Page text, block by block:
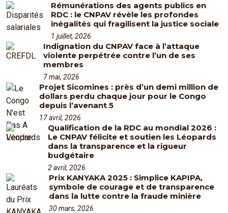
Rémunérations des agents publics en
RDC : le CNPAV révèle les profondes
inégalités qui fragilisent la justice sociale
1 juillet, 2026
Indignation du CNPAV face à l’attaque
violente perpétrée contre l’un de ses
membres
7 mai, 2026
Projet Sicomines : près d’un demi million de
dollars perdu chaque jour pour le Congo
depuis l’avenant 5
17 avril, 2026
Qualification de la RDC au mondial 2026 :
Le CNPAV félicite et soutien les Léopards
dans la transparence et la rigueur
budgétaire
2 avril, 2026
Prix KANYAKA 2025 : Simplice KAPIPA,
symbole de courage et de transparence
dans la lutte contre la fraude minière
30 mars, 2026